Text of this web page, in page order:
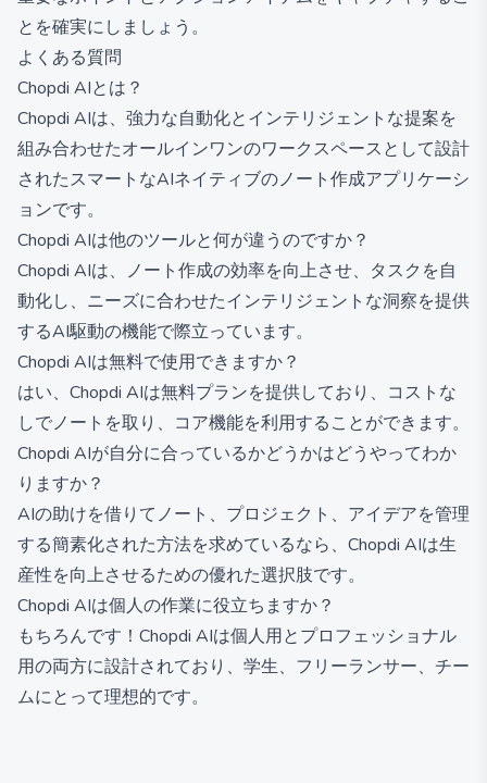
とを確実にしましょう。
よくある質問
Chopdi AIとは？
Chopdi AIは、強力な自動化とインテリジェントな提案を
組み合わせたオールインワンのワークスペースとして設計
されたスマートなAIネイティブのノート作成アプリケーシ
ョンです。
Chopdi AIは他のツールと何が違うのですか？
Chopdi AIは、ノート作成の効率を向上させ、タスクを自
動化し、ニーズに合わせたインテリジェントな洞察を提供
するAI駆動の機能で際立っています。
Chopdi AIは無料で使用できますか？
はい、Chopdi AIは無料プランを提供しており、コストな
しでノートを取り、コア機能を利用することができます。
Chopdi AIが自分に合っているかどうかはどうやってわか
りますか？
AIの助けを借りてノート、プロジェクト、アイデアを管理
する簡素化された方法を求めているなら、Chopdi AIは生
産性を向上させるための優れた選択肢です。
Chopdi AIは個人の作業に役立ちますか？
もちろんです！Chopdi AIは個人用とプロフェッショナル
用の両方に設計されており、学生、フリーランサー、チー
ムにとって理想的です。